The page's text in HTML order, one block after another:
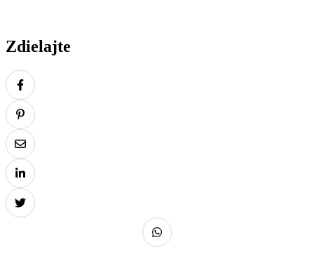
Zdielajte